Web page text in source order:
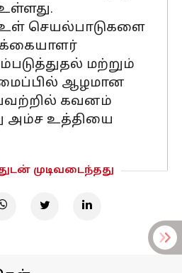
உள் செயல்பாடுகளை
மற்றும்
ஆழமான
கவனம்
அம்ச உத்தியை
முடிவடைந்தது